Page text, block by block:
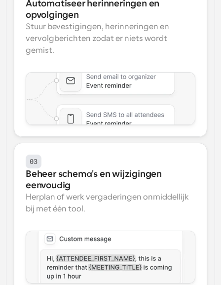
Automatiseer herinneringen en
opvolgingen
Stuur bevestigingen, herinneringen en
vervolgberichten zodat er niets wordt
gemist.
03
Beheer schema's en wijzigingen
eenvoudig
Herplan of werk vergaderingen onmiddellijk
bij met één tool.